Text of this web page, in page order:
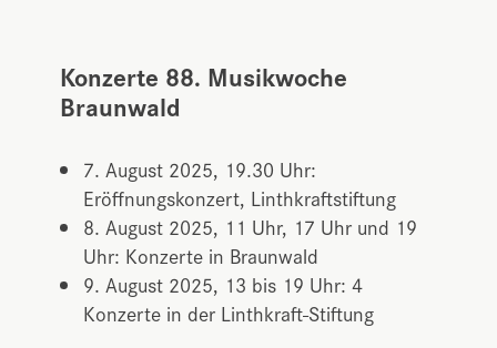
Konzerte 88. Musikwoche
Braunwald
7. August 2025, 19.30 Uhr:
Eröffnungskonzert, Linthkraftstiftung
8. August 2025, 11 Uhr, 17 Uhr und 19
Uhr: Konzerte in Braunwald
9. August 2025, 13 bis 19 Uhr: 4
Konzerte in der Linthkraft-Stiftung